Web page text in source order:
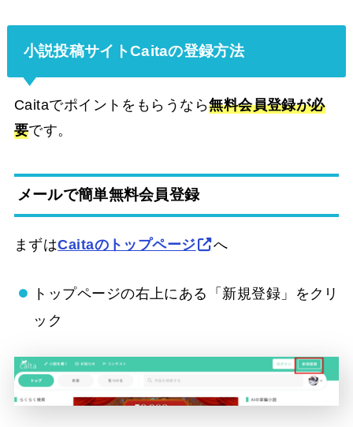
小説投稿サイトCaitaの登録方法
Caitaでポイントをもらうなら無料会員登録が必
要です。
メールで簡単無料会員登録
まずはCaitaのトップページ へ
トップページの右上にある「新規登録」をクリ
ック